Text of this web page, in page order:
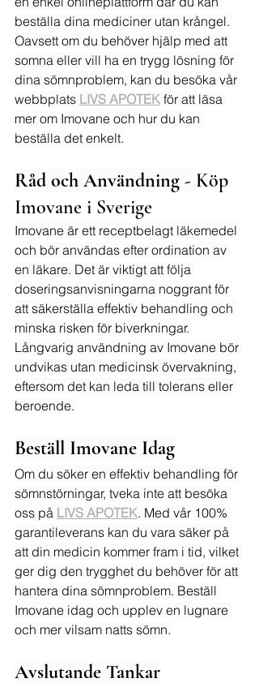
beställa dina mediciner utan krångel.
Oavsett om du behöver hjälp med att
somna eller vill ha en trygg lösning för
dina sömnproblem, kan du besöka vår
webbplats LIVS APOTEK för att läsa
mer om Imovane och hur du kan
beställa det enkelt.
Råd och Användning - Köp
Imovane i Sverige
Imovane är ett receptbelagt läkemedel
och bör användas efter ordination av
en läkare. Det är viktigt att följa
doseringsanvisningarna noggrant för
att säkerställa effektiv behandling och
minska risken för biverkningar.
Långvarig användning av Imovane bör
undvikas utan medicinsk övervakning,
eftersom det kan leda till tolerans eller
beroende.
Beställ Imovane Idag
Om du söker en effektiv behandling för
sömnstörningar, tveka inte att besöka
oss på LIVS APOTEK. Med vår 100%
garantileverans kan du vara säker på
att din medicin kommer fram i tid, vilket
ger dig den trygghet du behöver för att
hantera dina sömnproblem. Beställ
Imovane idag och upplev en lugnare
och mer vilsam natts sömn.
Avslutande Tankar